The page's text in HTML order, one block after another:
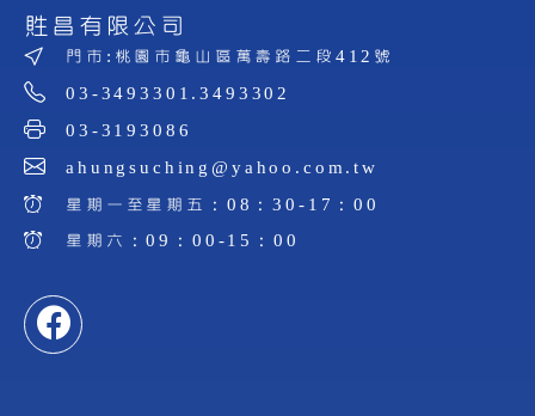
貹昌有限公司
門市:桃園市龜山區萬壽路二段412號
03-3493301.3493302
03-3193086
ahungsuching@yahoo.com.tw
星期一至星期五：08：30-17：00
星期六：09：00-15：00